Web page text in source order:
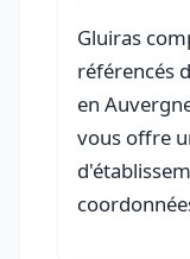
Gluiras
référencés
en
vous offre